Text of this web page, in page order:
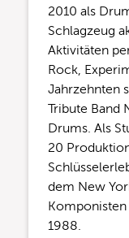
2010 als
Schlagzeug
Aktivitäten
Rock,
Jahrzehnten
Tribute Band
Drums. Als
20
dem New
1988.